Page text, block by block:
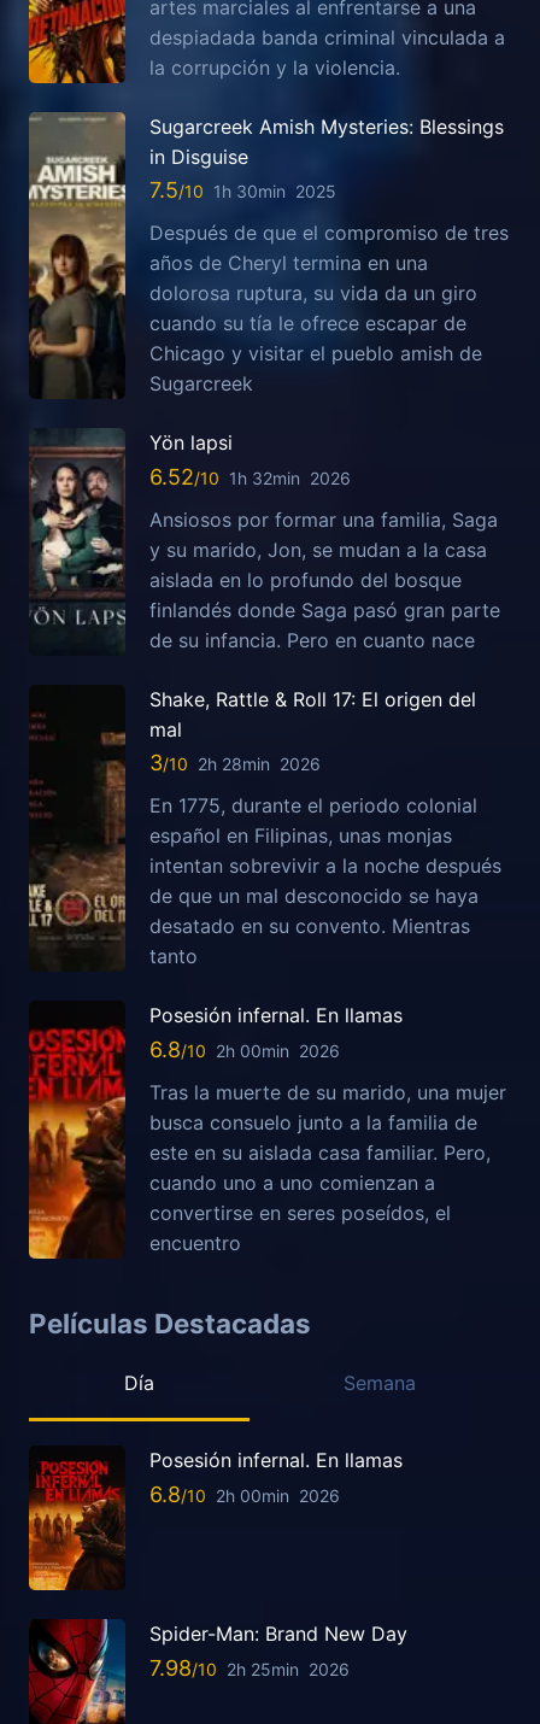
artes marciales al enfrentarse a una
despiadada banda criminal vinculada a
la corrupción y la violencia.
Sugarcreek Amish Mysteries: Blessings
in Disguise
7.5 1h 30min 2025
Después de que el compromiso de tres
años de Cheryl termina en una
dolorosa ruptura, su vida da un giro
cuando su tía le ofrece escapar de
Chicago y visitar el pueblo amish de
Sugarcreek
Yön lapsi
6.52 1h 32min 2026
Ansiosos por formar una familia, Saga
y su marido, Jon, se mudan a la casa
aislada en lo profundo del bosque
finlandés donde Saga pasó gran parte
de su infancia. Pero en cuanto nace
Shake, Rattle & Roll 17: El origen del
mal
3 2h 28min 2026
En 1775, durante el periodo colonial
español en Filipinas, unas monjas
intentan sobrevivir a la noche después
de que un mal desconocido se haya
desatado en su convento. Mientras
tanto
Posesión infernal. En llamas
6.8 2h 00min 2026
Tras la muerte de su marido, una mujer
busca consuelo junto a la familia de
este en su aislada casa familiar. Pero,
cuando uno a uno comienzan a
convertirse en seres poseídos, el
encuentro
Películas Destacadas
Día Semana
Posesión infernal. En llamas
6.8 2h 00min 2026
Spider-Man: Brand New Day
7.98 2h 25min 2026